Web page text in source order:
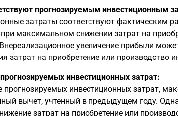
прогнозируемым инвестиционным
затраты соответствуют фактическим
максимальном снижении затрат на
увеличение прибыли
затрат на приобретение или производство
инвестиционных затрат:
инвестиционных затрат,
вычет, учтенный в предыдущем году.
затрат на приобретение или